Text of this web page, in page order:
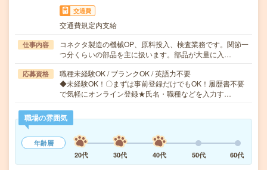
交通費
交通費規定内支給
仕事内容
コネクタ製造の機械OP、原料投入、検査業務です。関節一
つ分くらいの部品を主に扱います。部品が大量に入…
応募資格
職種未経験OK / ブランクOK / 英語力不要
◆未経験OK！〇まずは事前登録だけでもOK！履歴書不要
で気軽にオンライン登録★氏名・職種などを入力す…
職場の雰囲気
年齢層
20代
30代 40代 50代 60代